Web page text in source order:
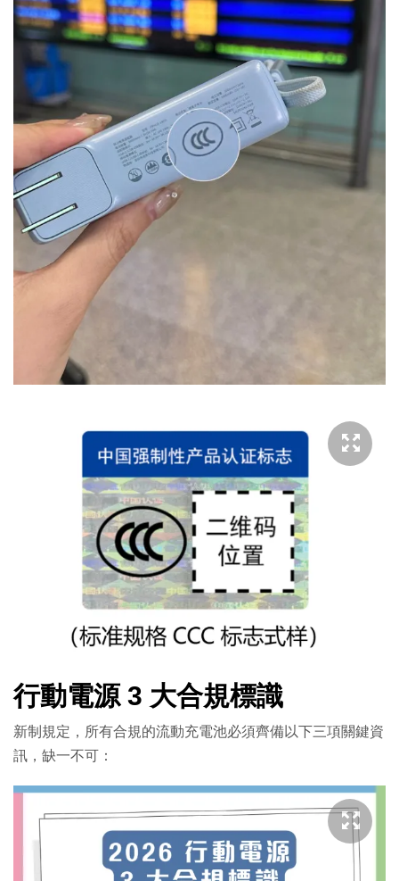
行動電源 3 大合規標識
新制規定，所有合規的流動充電池必須齊備以下三項關鍵資
訊，缺一不可：